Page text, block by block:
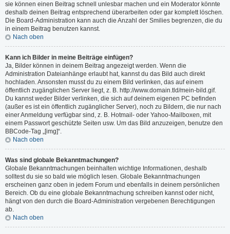
sie können einen Beitrag schnell unlesbar machen und ein Moderator könnte
deshalb deinen Beitrag entsprechend überarbeiten oder gar komplett löschen.
Die Board-Administration kann auch die Anzahl der Smilies begrenzen, die du
in einem Beitrag benutzen kannst.
Nach oben
Kann ich Bilder in meine Beiträge einfügen?
Ja, Bilder können in deinem Beitrag angezeigt werden. Wenn die
Administration Dateianhänge erlaubt hat, kannst du das Bild auch direkt
hochladen. Ansonsten musst du zu einem Bild verlinken, das auf einem
öffentlich zugänglichen Server liegt, z. B. http://www.domain.tld/mein-bild.gif.
Du kannst weder Bilder verlinken, die sich auf deinem eigenen PC befinden
(außer es ist ein öffentlich zugänglicher Server), noch zu Bildern, die nur nach
einer Anmeldung verfügbar sind, z. B. Hotmail- oder Yahoo-Mailboxen, mit
einem Passwort geschützte Seiten usw. Um das Bild anzuzeigen, benutze den
BBCode-Tag „[img]“.
Nach oben
Was sind globale Bekanntmachungen?
Globale Bekanntmachungen beinhalten wichtige Informationen, deshalb
solltest du sie so bald wie möglich lesen. Globale Bekanntmachungen
erscheinen ganz oben in jedem Forum und ebenfalls in deinem persönlichen
Bereich. Ob du eine globale Bekanntmachung schreiben kannst oder nicht,
hängt von den durch die Board-Administration vergebenen Berechtigungen
ab.
Nach oben